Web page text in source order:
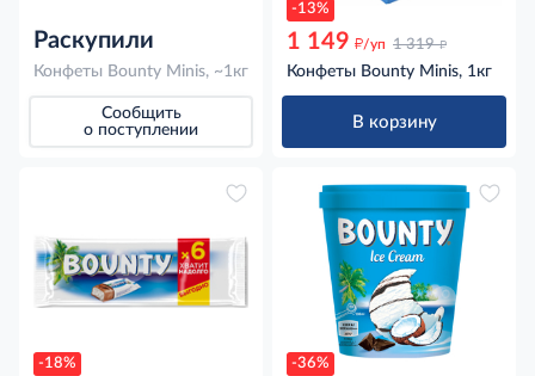
Раскупили
Конфеты Bounty Minis, ~1кг
Сообщить
о поступлении
-13%
1 149 д/уп 1 319 д
Конфеты Bounty Minis, 1кг
В корзину
-18% -36%